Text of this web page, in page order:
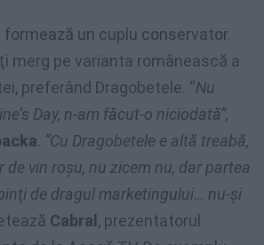
formează un cuplu conservator.
merg pe varianta românească a
preferând Dragobetele. “Nu
Day, n-am făcut-o niciodată”,
. “Cu Dragobetele e altă treabă,
vin roşu, nu zicem nu, dar partea
de dragul marketingului… nu-şi
Cabral, prezentatorul